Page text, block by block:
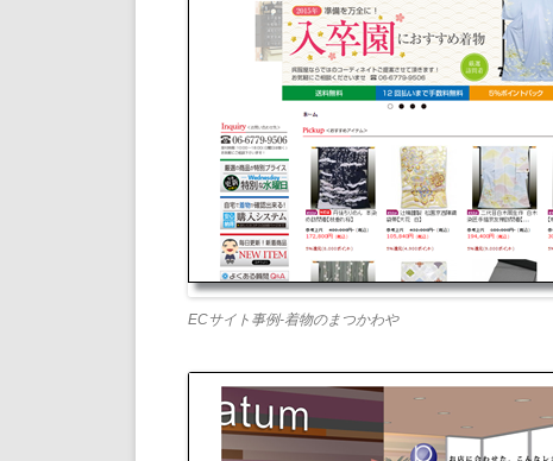
ECサイト事例-着物のまつかわや